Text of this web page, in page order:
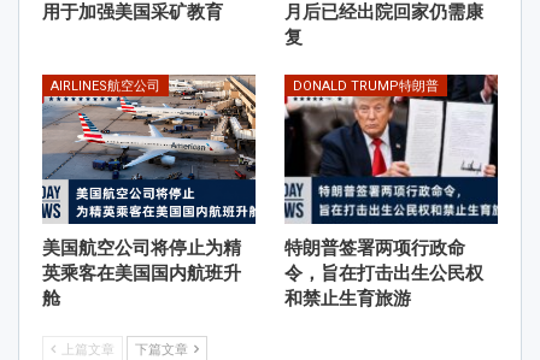
用于加强美国采矿教育
月后已经出院回家仍需康
复
AIRLINES航空公司
美国航空公司将停止为精
英乘客在美国国内航班升
舱
DONALD TRUMP特朗普
特朗普签署两项行政命
令，旨在打击出生公民权
和禁止生育旅游
上篇文章 下篇文章